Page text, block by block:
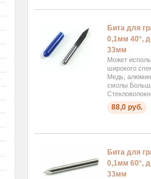
Бита для
0,1мм 40°,
33мм
Может
широкого
Медь,
смолы
88,0 руб.
Бита для
0,1мм 60°,
33мм